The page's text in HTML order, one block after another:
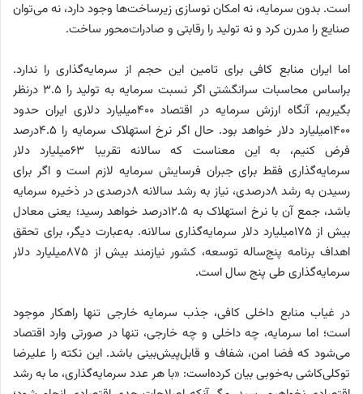
است. بدون سرمایه، نه امکان نوسازی زیرساخت‌ها وجود دارد، نه می‌توان
صنایع را مدرن کرد و نه تولید را رقابتی و صادرات‌‌‌‌‌محور ساخت.
اما ایران منابع کافی برای تامین این حجم از سرمایه‌گذاری را ندارد.
براساس محاسبات سرانگشتی اگر نسبت سرمایه به تولید را 3.5 درنظر
بگیریم، آنگاه ارزش سرمایه در اقتصاد 400‌میلیارد دلاری ایران حدود
1400میلیارد دلار خواهد بود. حال اگر نرخ استهلاک سرمایه را 4.5‌درصد
فرض کنیم، به این معناست که سالانه تقریبا 63میلیارد دلار
سرمایه‌گذاری فقط برای جبران فرسایش سرمایه لازم است و اگر برای
رسیدن به رشد ۸‌درصدی، نیاز به رشد سالانه ۸‌درصدی در ذخیره سرمایه
باشد، جمع آن با نرخ استهلاک به 12.5درصد خواهد رسید؛ یعنی معادل
بیش از 175میلیارد دلار سرمایه‌گذاری سالانه. به‌‌‌‌‌عبارت دیگر، برای تحقق
اهداف برنامه پنج‌‌‌‌‌ساله توسعه، کشور نیازمند بیش از 875میلیارد دلار
سرمایه‌گذاری طی پنج سال ‌است.
در غیاب منابع داخلی کافی، جذب سرمایه خارجی تنها راهکار موجود
است؛ اما سرمایه، چه داخلی و چه خارجی، تنها در صورتی وارد اقتصاد
می‌شود که فضا امن، شفاف و قابل‌پیش‌بینی باشد. این نکته را علیرضا
توکلی‌‌‌‌‌کاشی به‌‌‌‌‌خوبی بیان کرده‌است: «با هر عدد سرمایه‌گذاری، ما به رشد